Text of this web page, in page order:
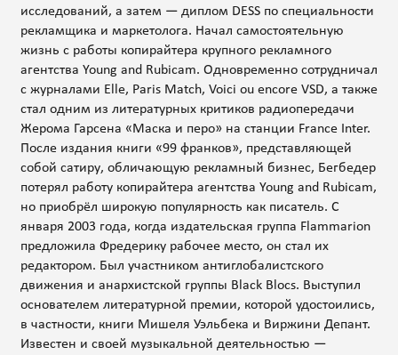
исследований, а затем — диплом DESS по специальности
рекламщика и маркетолога. Начал самостоятельную
жизнь с работы копирайтера крупного рекламного
агентства Young and Rubicam. Одновременно сотрудничал
с журналами Elle, Paris Match, Voici ou encore VSD, а также
стал одним из литературных критиков радиопередачи
Жерома Гарсена «Маска и перо» на станции France Inter.
После издания книги «99 франков», представляющей
собой сатиру, обличающую рекламный бизнес, Бегбедер
потерял работу копирайтера агентства Young and Rubicam,
но приобрёл широкую популярность как писатель. С
января 2003 года, когда издательская группа Flammarion
предложила Фредерику рабочее место, он стал их
редактором. Был участником антиглобалистского
движения и анархистской группы Black Blocs. Выступил
основателем литературной премии, которой удостоились,
в частности, книги Мишеля Уэльбека и Виржини Депант.
Известен и своей музыкальной деятельностью —